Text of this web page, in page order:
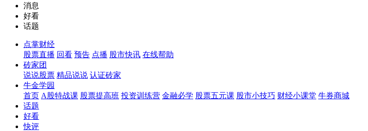
消息
好看
话题
点掌财经
股票直播 回看 预告 点播 股市快讯 在线帮助
砖家团
说说股票 精品说说 认证砖家
牛金学园
首页 A股特战课 股票提高班 投资训练营 金融必学 股票五元课 股市小技巧 财经小课堂 牛券商城
话题
好看
快评